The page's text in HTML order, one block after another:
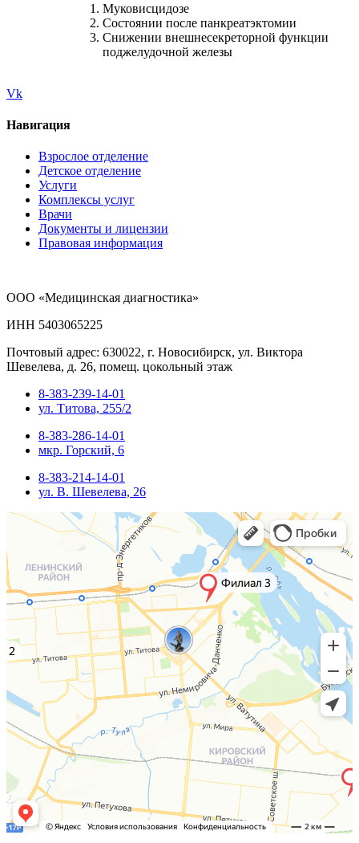
Муковисцидозе
Состоянии после панкреатэктомии
Снижении внешнесекреторной функции
поджелудочной железы
Vk
Навигация
Взрослое отделение
Детское отделение
Услуги
Комплексы услуг
Врачи
Документы и лицензии
Правовая информация
ООО «Медицинская диагностика»
ИНН 5403065225
Почтовый адрес: 630022, г. Новосибирск, ул. Виктора
Шевелева, д. 26, помещ. цокольный этаж
8-383-239-14-01
ул. Титова, 255/2
8-383-286-14-01
мкр. Горский, 6
8-383-214-14-01
ул. В. Шевелева, 26